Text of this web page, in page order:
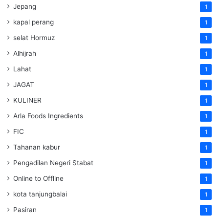
Jepang 1
kapal perang 1
selat Hormuz 1
Alhijrah 1
Lahat 1
JAGAT 1
KULINER 1
Arla Foods Ingredients 1
FIC 1
Tahanan kabur 1
Pengadilan Negeri Stabat 1
Online to Offline 1
kota tanjungbalai 1
Pasiran 1